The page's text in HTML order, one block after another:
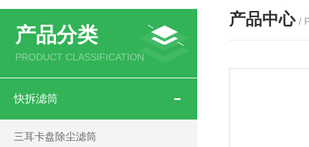
产品分类
PRODUCT CLASSIFICATION
快拆滤筒
三耳卡盘除尘滤筒
产品中心 /